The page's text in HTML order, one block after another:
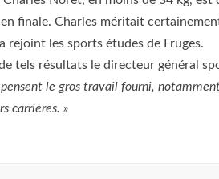
finale. Charles méritait
rejoint les sports études de Fruges.
tels résultats le directeur général
le gros travail fourni,
carrières. »